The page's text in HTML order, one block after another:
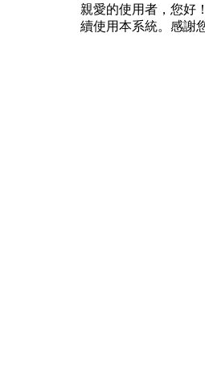
親愛的使用者，您好
續使用本系統。感謝